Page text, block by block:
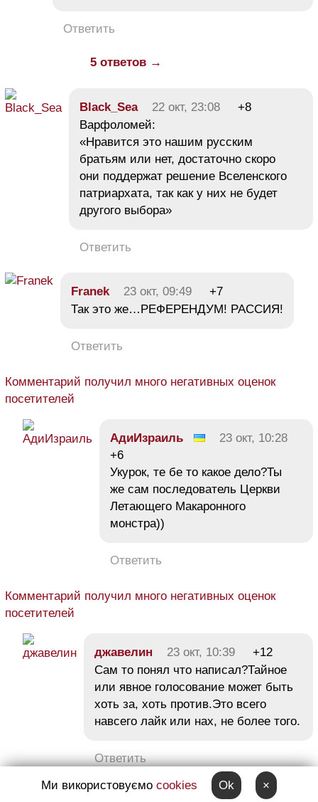
Ответить
5 ответов →
Black_Sea 22 окт, 23:08
+8
Варфоломей:
«Нравится это нашим русским
братьям или нет, достаточно скоро
они поддержат решение Вселенского
патриархата, так как у них не будет
другого выбора»
Ответить
Franek 23 окт, 09:49
+7
Так это же…РЕФЕРЕНДУМ! РАССИЯ!
Ответить
Комментарий получил много негативных оценок
посетителей
АдиИзраиль
23 окт, 10:28
+6
Укурок, те бе то какое дело?Ты
же сам последователь Церкви
Летающего Макаронного
монстра))
Ответить
Комментарий получил много негативных оценок
посетителей
джавелин 23 окт, 10:39
+12
Сам то понял что написал?Тайное
или явное голосование может быть
хоть за, хоть против.Это всего
навсего лайк или нах, не более того.
Ответить
Комментарий получил много негативных оценок
Ми використовуємо cookies Ok ×